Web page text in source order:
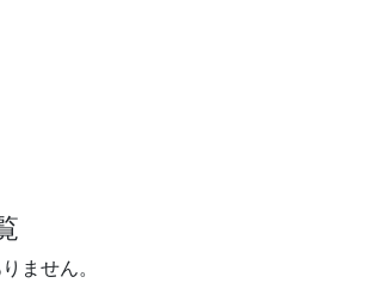
ません。